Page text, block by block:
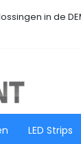
in de
LED Strips